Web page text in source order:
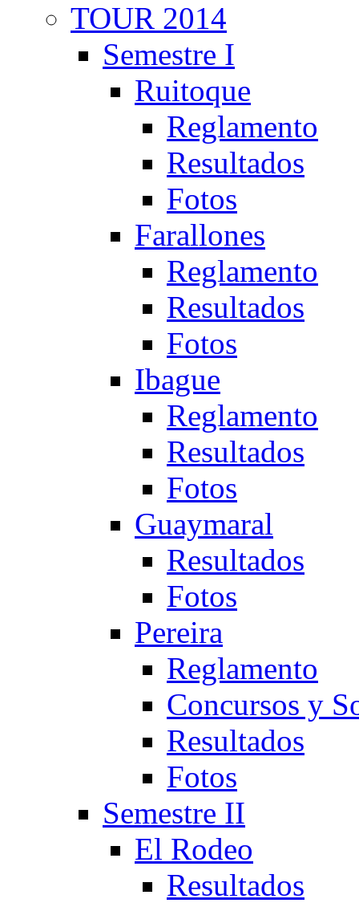
TOUR 2014
Semestre I
Ruitoque
Reglamento
Resultados
Fotos
Farallones
Reglamento
Resultados
Fotos
Ibague
Reglamento
Resultados
Fotos
Guaymaral
Resultados
Fotos
Pereira
Reglamento
Concursos y
Resultados
Fotos
Semestre II
El Rodeo
Resultados